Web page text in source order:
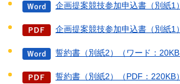
企画提案競技参加申込書（別紙1
企画提案競技参加申込書（別紙1
誓約書（別紙2）（ワード：20KB
誓約書（別紙2）（PDF：220KB）